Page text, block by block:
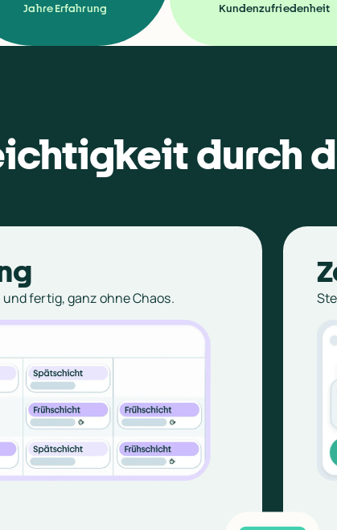
Jahre Erfahrung Kundenzufriedenheit
durch
fertig, ganz ohne Chaos.